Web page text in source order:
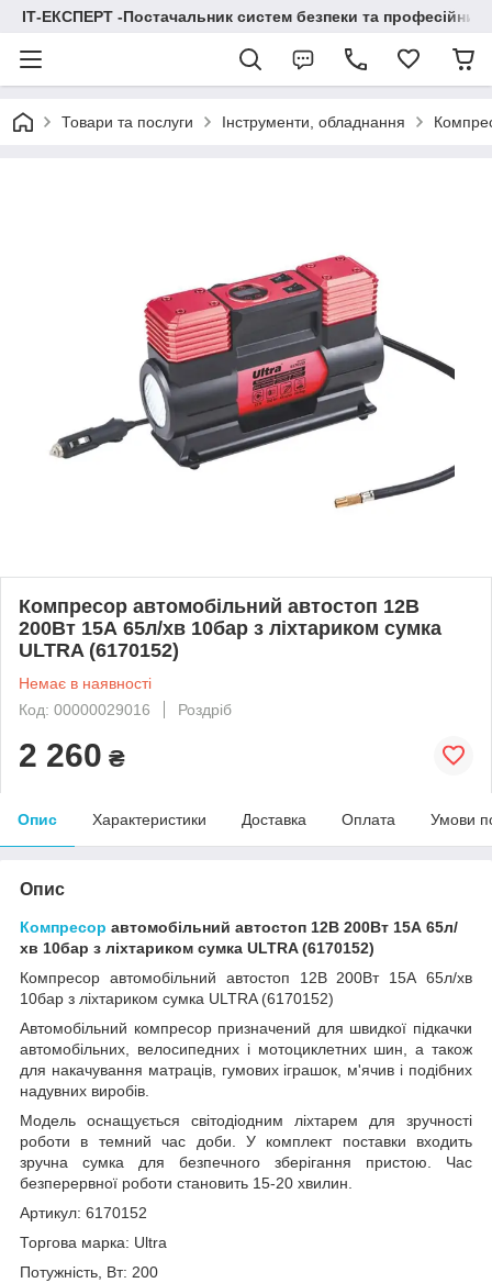
ІТ-ЕКСПЕРТ -Постачальник систем безпеки та професійних
Товари та послуги Інструменти, обладнання
Компресор автомобільний автостоп 12В
200Вт 15А 65л/хв 10бар з ліхтариком сумка
ULTRA (6170152)
Немає в наявності
Код: 00000029016
Роздріб
2 260 ₴
Опис Характеристики Доставка Оплата Умови
Опис
Компресор автомобільний автостоп 12В 200Вт 15А 65л/
хв 10бар з ліхтариком сумка ULTRA (6170152)
Компресор автомобільний автостоп 12В 200Вт 15А 65л/хв
10бар з ліхтариком сумка ULTRA (6170152)
Автомобільний компресор призначений для швидкої підкачки
автомобільних, велосипедних і мотоциклетних шин, а також
для накачування матраців, гумових іграшок, м'ячив і подібних
надувних виробів.
Модель оснащується світодіодним ліхтарем для зручності
роботи в темний час доби. У комплект поставки входить
зручна сумка для безпечного зберігання пристою. Час
безперервної роботи становить 15-20 хвилин.
Артикул: 6170152
Торгова марка: Ultra
Потужність, Вт: 200